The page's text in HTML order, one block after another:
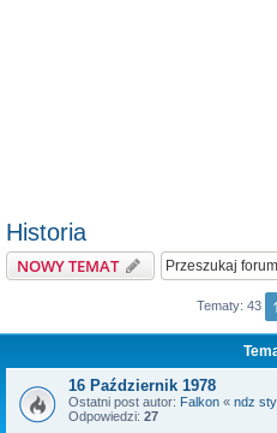
Historia
NOWY TEMAT
Tematy: 43 1
16 Październik 1978
Ostatni post autor: Falkon « ndz
Odpowiedzi: 27